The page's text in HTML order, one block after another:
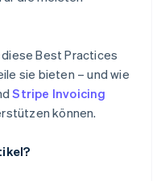
Best Practices
sie bieten – und wie
Stripe Invoicing
können.